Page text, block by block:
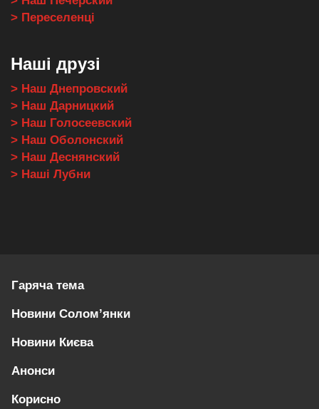
> Переселенці
Наші друзі
> Наш Днепровский
> Наш Дарницкий
> Наш Голосеевский
> Наш Оболонский
> Наш Деснянский
> Наші Лубни
Гаряча тема
Новини Солом’янки
Новини Києва
Анонси
Корисно